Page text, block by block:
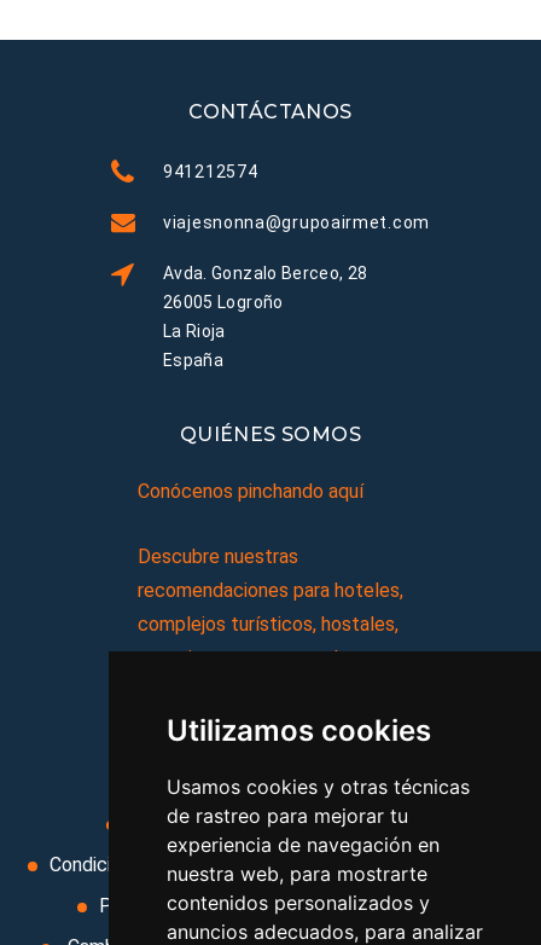
Utilizamos cookies
Usamos cookies y otras técnicas
de rastreo para mejorar tu
experiencia de navegación en
nuestra web, para mostrarte
contenidos personalizados y
anuncios adecuados, para analizar
CONTÁCTANOS
941212574
viajesnonna@grupoairmet.com
Avda. Gonzalo Berceo, 28
26005 Logroño
La Rioja
España
QUIÉNES SOMOS
Conócenos pinchando aquí
Descubre nuestras
recomendaciones para hoteles,
complejos turísticos, hostales,
vacaciones, paquetes de
Aviso legal
Condiciones de uso
Condiciones Generales
Ley de Viajes Combinados
Política de privacidad
Uso de cookies